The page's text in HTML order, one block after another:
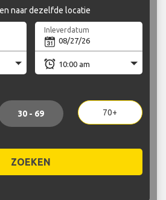
naar dezelfde locatie
Inleverdatum
30 - 69 70+
ZOEKEN